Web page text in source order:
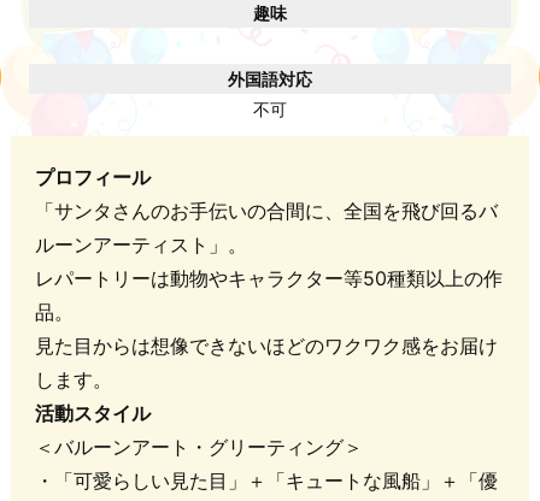
趣味
外国語対応
不可
プロフィール
「サンタさんのお手伝いの合間に、全国を飛び回るバ
ルーンアーティスト」。
レパートリーは動物やキャラクター等50種類以上の作
品。
見た目からは想像できないほどのワクワク感をお届け
します。
活動スタイル
＜バルーンアート・グリーティング＞
・「可愛らしい見た目」＋「キュートな風船」＋「優